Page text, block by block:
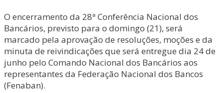
O encerramento da 28ª Conferência Nacional dos
Bancários, previsto para o domingo (21), será
marcado pela aprovação de resoluções, moções e da
minuta de reivindicações que será entregue dia 24 de
junho pelo Comando Nacional dos Bancários aos
representantes da Federação Nacional dos Bancos
(Fenaban).